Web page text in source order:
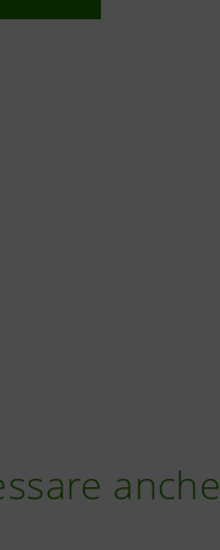
anche